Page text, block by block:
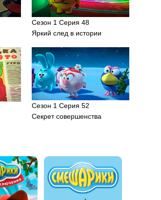
Сезон 1 Серия 48
Яркий след в истории
Сезон 1 Серия 52
Секрет совершенства